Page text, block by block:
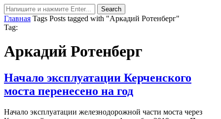
Главная Tags Posts tagged with "Аркадий Ротенберг"
Tag:
Аркадий Ротенберг
Начало эксплуатации Керченского
моста перенесено на год
Начало эксплуатации железнодорожной части моста через